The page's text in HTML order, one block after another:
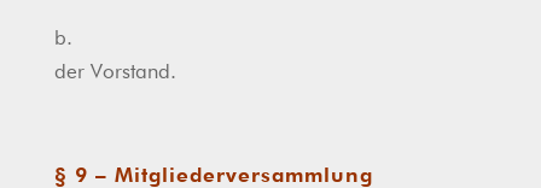
b.
der Vorstand.
§ 9 – Mitgliederversammlung